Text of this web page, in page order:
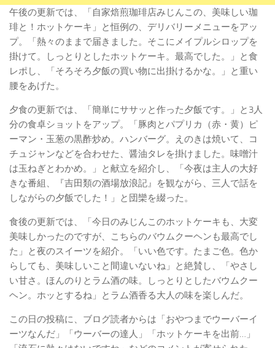
午後の更新では、「自家焙煎珈琲店みじんこの、美味しい珈
琲と！ホットケーキ」と恒例の、デリバリーメニューをアッ
プ。「熱々のままで届きました。そこにメイプルシロップを
掛けて。しっとりとしたホットケーキ。最高でした。」と食
レポし、「そろそろ夕飯の買い物に出掛けるかな。」と重い
腰をあげた。
夕食の更新では、「簡単にササッと作った夕飯です。」と3人
分の食卓ショットをアップ。「豚肉とパプリカ（赤・黄）ピ
ーマン・玉葱の黒酢炒め。ハンバーグ。えのきは焼いて、コ
チュジャンなどを合わせた、醤油タレを掛けました。味噌汁
は玉ねぎとわかめ。」と献立を紹介し、「今夜は主人の大好
きな番組、『吉田類の酒場放浪記』を観ながら、三人で話を
しながらの夕飯でした！」と団欒を綴った。
食後の更新では、「今日のみじんこのホットケーキも、大変
美味しかったのですが、こちらのバウムクーヘンも最高でし
た」と夜のスイーツを紹介。「いい色です。たまご色。色か
らしても、美味しいこと間違いないね」と絶賛し、「やさし
い甘さ。ほんのりとラム酒の味。しっとりとしたバウムクー
ヘン。ホッとするね」とラム酒香る大人の味を楽しんだ。
この日の投稿に、ブログ読者からは「おやつまでウーバーイ
ーツなんだ」「ウーバーの達人」「ホットケーキを出前…」